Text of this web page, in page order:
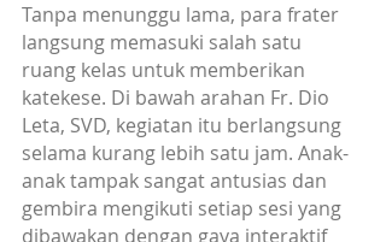
Tanpa menunggu lama, para frater
langsung memasuki salah satu
ruang kelas untuk memberikan
katekese. Di bawah arahan Fr. Dio
Leta, SVD, kegiatan itu berlangsung
selama kurang lebih satu jam. Anak-
anak tampak sangat antusias dan
gembira mengikuti setiap sesi yang
dibawakan dengan gaya interaktif